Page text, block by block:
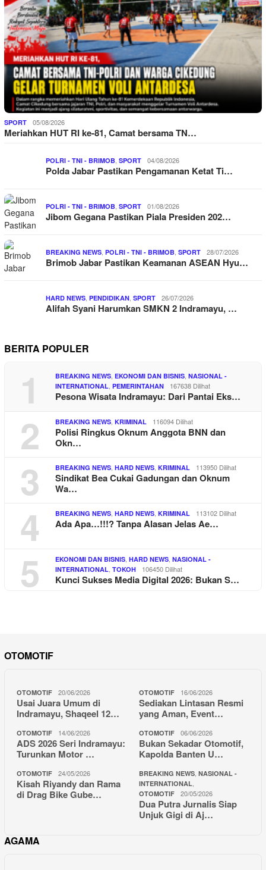
SPORT 05/08/2026
Meriahkan HUT RI ke-81, Camat bersama TN…
POLRI - TNI - BRIMOB, SPORT 04/08/2026
Polda Jabar Pastikan Pengamanan Ketat Ti…
POLRI - TNI - BRIMOB, SPORT 01/08/2026
Jibom Gegana Pastikan Piala Presiden 202…
BREAKING NEWS, POLRI - TNI - BRIMOB, SPORT 28/07/2026
Brimob Jabar Pastikan Keamanan ASEAN Hyu…
HARD NEWS, PENDIDIKAN, SPORT 26/07/2026
Alifah Syani Harumkan SMKN 2 Indramayu, …
BERITA POPULER
1 BREAKING NEWS, EKONOMI DAN BISNIS, NASIONAL -
INTERNATIONAL, PEMERINTAHAN 167638 Dilihat
Pesona Wisata Indramayu: Dari Pantai Eks…
2 BREAKING NEWS, KRIMINAL 116094 Dilihat
Polisi Ringkus Oknum Anggota BNN dan
Okn…
3 BREAKING NEWS, HARD NEWS, KRIMINAL 113950 Dilihat
Sindikat Bea Cukai Gadungan dan Oknum
Wa…
4 BREAKING NEWS, HARD NEWS, KRIMINAL 113102 Dilihat
Ada Apa…!!!? Tanpa Alasan Jelas Ae…
5 EKONOMI DAN BISNIS, HARD NEWS, NASIONAL -
INTERNATIONAL, TOKOH 106450 Dilihat
Kunci Sukses Media Digital 2026: Bukan S…
OTOMOTIF
OTOMOTIF 20/06/2026
Usai Juara Umum di
Indramayu, Shaqeel 12…
OTOMOTIF 16/06/2026
Sediakan Lintasan Resmi
yang Aman, Event…
OTOMOTIF 14/06/2026
ADS 2026 Seri Indramayu:
Turunkan Motor …
OTOMOTIF 06/06/2026
Bukan Sekadar Otomotif,
Kapolda Banten U…
OTOMOTIF 24/05/2026
Kisah Riyandy dan Rama
di Drag Bike Gube…
BREAKING NEWS, NASIONAL -
INTERNATIONAL,
OTOMOTIF 20/05/2026
Dua Putra Jurnalis Siap
Unjuk Gigi di Aj…
AGAMA